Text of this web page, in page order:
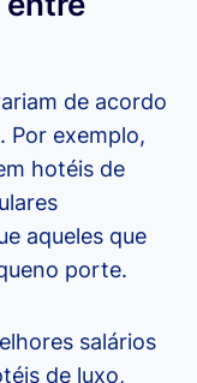
de acordo
Por exemplo,
hotéis de
aqueles que
porte.
salários
de luxo,